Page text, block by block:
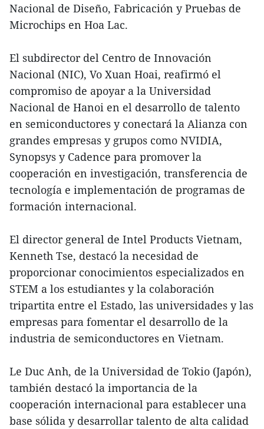
Nacional de Diseño, Fabricación y Pruebas de
Microchips en Hoa Lac.
El subdirector del Centro de Innovación
Nacional (NIC), Vo Xuan Hoai, reafirmó el
compromiso de apoyar a la Universidad
Nacional de Hanoi en el desarrollo de talento
en semiconductores y conectará la Alianza con
grandes empresas y grupos como NVIDIA,
Synopsys y Cadence para promover la
cooperación en investigación, transferencia de
tecnología e implementación de programas de
formación internacional.
El director general de Intel Products Vietnam,
Kenneth Tse, destacó la necesidad de
proporcionar conocimientos especializados en
STEM a los estudiantes y la colaboración
tripartita entre el Estado, las universidades y las
empresas para fomentar el desarrollo de la
industria de semiconductores en Vietnam.
Le Duc Anh, de la Universidad de Tokio (Japón),
también destacó la importancia de la
cooperación internacional para establecer una
base sólida y desarrollar talento de alta calidad